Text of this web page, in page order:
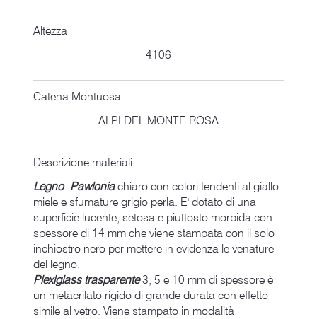
Altezza
4106
Catena Montuosa
ALPI DEL MONTE ROSA
Descrizione materiali
Legno Pawloniachiaro con colori tendenti al giallo
miele e sfumature grigio perla. E' dotato di una
superficie lucente, setosa e piuttosto morbida con
spessore di 14 mm che viene stampata con il solo
inchiostro nero per mettere in evidenza le venature
del legno.
Plexiglass trasparente3, 5 e 10 mm di spessore è
un metacrilato rigido di grande durata con effetto
simile al vetro. Viene stampato in modalità